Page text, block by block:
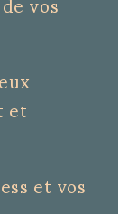
et
et vos